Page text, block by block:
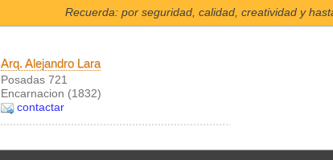
Recuerda: por seguridad, calidad, creatividad y
Arq. Alejandro Lara
Posadas 721
Encarnacion (1832)
contactar